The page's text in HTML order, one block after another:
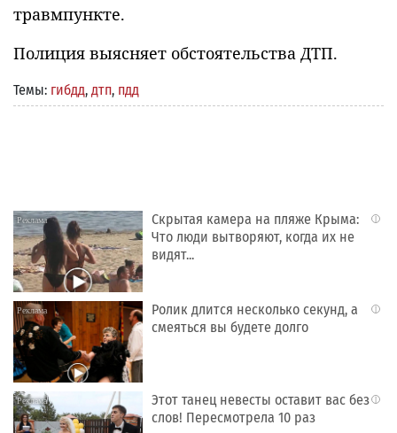
травмпункте.
Полиция выясняет обстоятельства ДТП.
Темы: гибдд, дтп, пдд
i
Скрытая камера на пляже Крыма:
Что люди вытворяют, когда их не
видят...
i
Ролик длится несколько секунд, а
смеяться вы будете долго
i
Этот танец невесты оставит вас без
слов! Пересмотрела 10 раз